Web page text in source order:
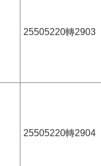
25505220轉2903
25505220轉2904